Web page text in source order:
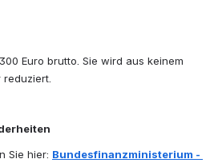
Euro brutto. Sie wird aus keinem
Sie hier: Bundesfinanzministerium -